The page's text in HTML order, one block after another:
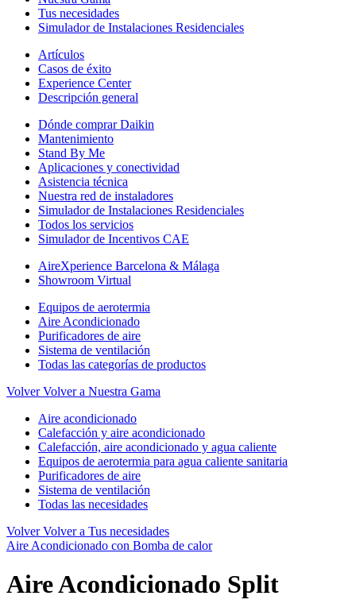
Tus necesidades
Simulador de Instalaciones Residenciales
Artículos
Casos de éxito
Experience Center
Descripción general
Dónde comprar Daikin
Mantenimiento
Stand By Me
Aplicaciones y conectividad
Asistencia técnica
Nuestra red de instaladores
Simulador de Instalaciones Residenciales
Todos los servicios
Simulador de Incentivos CAE
AireXperience Barcelona & Málaga
Showroom Virtual
Equipos de aerotermia
Aire Acondicionado
Purificadores de aire
Sistema de ventilación
Todas las categorías de productos
Volver Volver a Nuestra Gama
Aire acondicionado
Calefacción y aire acondicionado
Calefacción, aire acondicionado y agua caliente
Equipos de aerotermia para agua caliente sanitaria
Purificadores de aire
Sistema de ventilación
Todas las necesidades
Volver Volver a Tus necesidades
Aire Acondicionado con Bomba de calor
Aire Acondicionado Split